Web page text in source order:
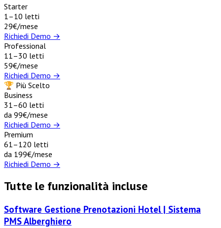
Starter
1–10 letti
29€/mese
Richiedi Demo →
Professional
11–30 letti
59€/mese
Richiedi Demo →
🏆 Più Scelto
Business
31–60 letti
da 99€/mese
Richiedi Demo →
Premium
61–120 letti
da 199€/mese
Richiedi Demo →
Tutte le funzionalità incluse
Software Gestione Prenotazioni Hotel | Sistema
PMS Alberghiero